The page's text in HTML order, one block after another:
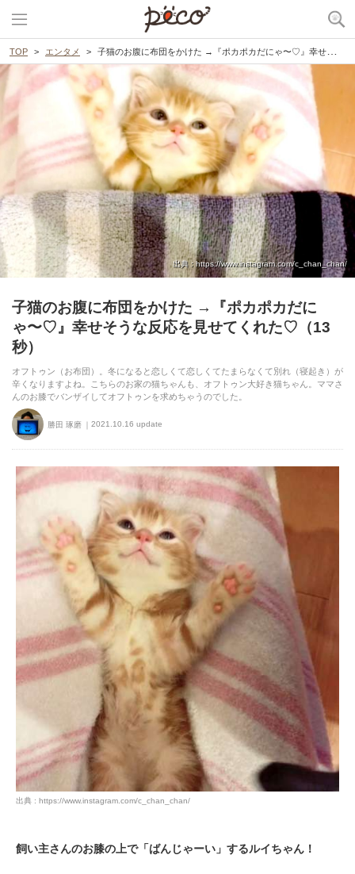
TOP エンタメ 子猫のお腹に布団をかけた →『ポカポカだにゃ〜♡』幸せそうな反応を見せてくれた♡（13秒）
出典 : https://www.instagram.com/c_chan_chan/
子猫のお腹に布団をかけた →『ポカポカだに
ゃ〜♡』幸せそうな反応を見せてくれた♡（13
秒）
オフトゥン（お布団）。冬になると恋しくて恋しくてたまらなくて別れ（寝起き）が
辛くなりますよね。こちらのお家の猫ちゃんも、オフトゥン大好き猫ちゃん。ママさ
んのお膝でバンザイしてオフトゥンを求めちゃうのでした。
勝田 琢磨 2021.10.16 update
出典 : https://www.instagram.com/c_chan_chan/
飼い主さんのお膝の上で「ばんじゃーい」するルイちゃん！